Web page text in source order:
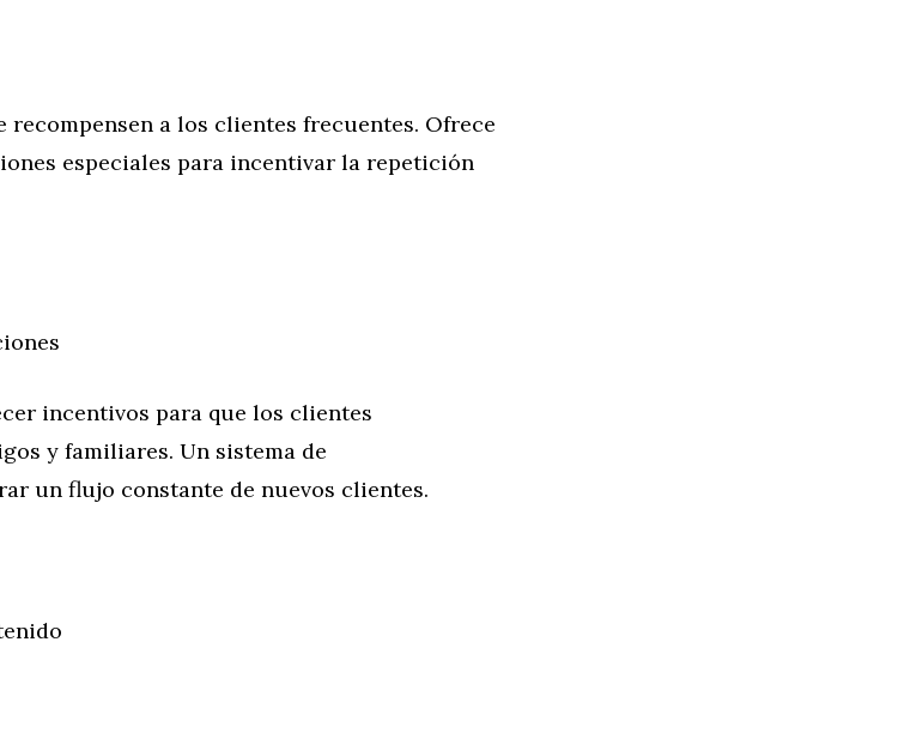
recompensen a los clientes frecuentes. Ofrece
especiales para incentivar la repetición
incentivos para que los clientes
y familiares. Un sistema de
un flujo constante de nuevos clientes.